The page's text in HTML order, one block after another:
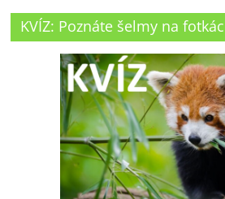
KVÍZ: Poznáte šelmy na